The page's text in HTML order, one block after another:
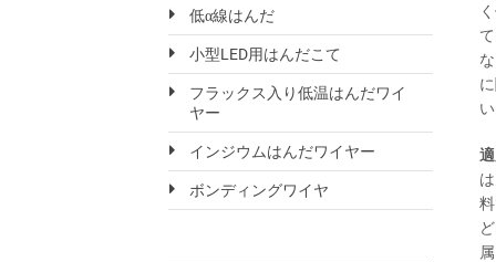
い
低α線はんだ
小型LED用はんだこて
フラックス入り低温はんだワイ
ヤー
インジウムはんだワイヤー
ボンディングワイヤ